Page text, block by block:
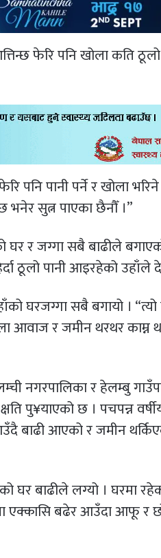
फेरि पनि खोला कति
पनि पानी पर्ने र खोला
भनेर सुत्न पाएका छैनौँ ।”
र जग्गा सबै बाढीले
ठूलो पानी आइरहेको उहाँले
घरजग्गा सबै बगायो ।
आवाज र जमीन थरथर काम्न
नगरपालिका र हेलम्बु
पु¥याएको छ । पचपन्न
बाढी आएको र जमीन
घर बाढीले लग्यो । घरमा
एक्कासि बढेर आउँदा आफू र